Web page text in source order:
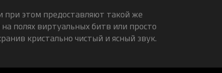
при этом предоставляют такой же
полях виртуальных битв или просто
кристально чистый и ясный звук.